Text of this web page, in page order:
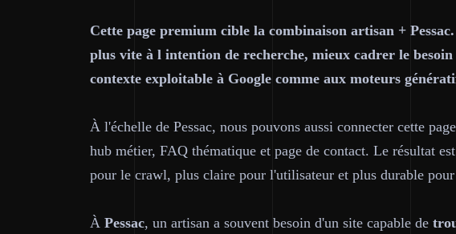
Cette page premium cible la combinaison artisan +
plus vite à l intention de recherche, mieux cadrer le
contexte exploitable à Google comme aux moteurs
À l'échelle de Pessac, nous pouvons aussi connecter cette
hub métier, FAQ thématique et page de contact. Le résultat
pour le crawl, plus claire pour l'utilisateur et plus durable
À Pessac, un artisan a souvent besoin d'un site capable de